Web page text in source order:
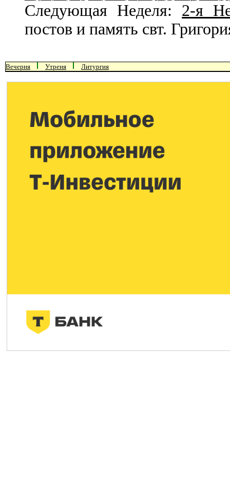
Следующая Неделя: 2-я
постов и память свт.
Вечерня Утреня Литургия